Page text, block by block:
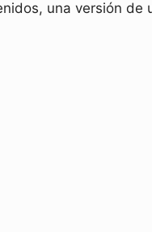
una versión de